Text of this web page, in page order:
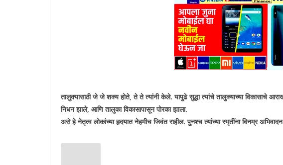
तालुक्यासाठी जे जे शक्य होते, ते ते त्यांनी केले. यापुढे सुद्धा त्यांचे तालुक्याच्या विकासाचे
निधन झाले, आणि तालुका विकासापासून पोरका झाला.
असे हे नेतृत्व लोकांच्या हृदयात नेहमीच जिवंत राहील. पुनश्च त्यांच्या स्मृतींना विनम्र